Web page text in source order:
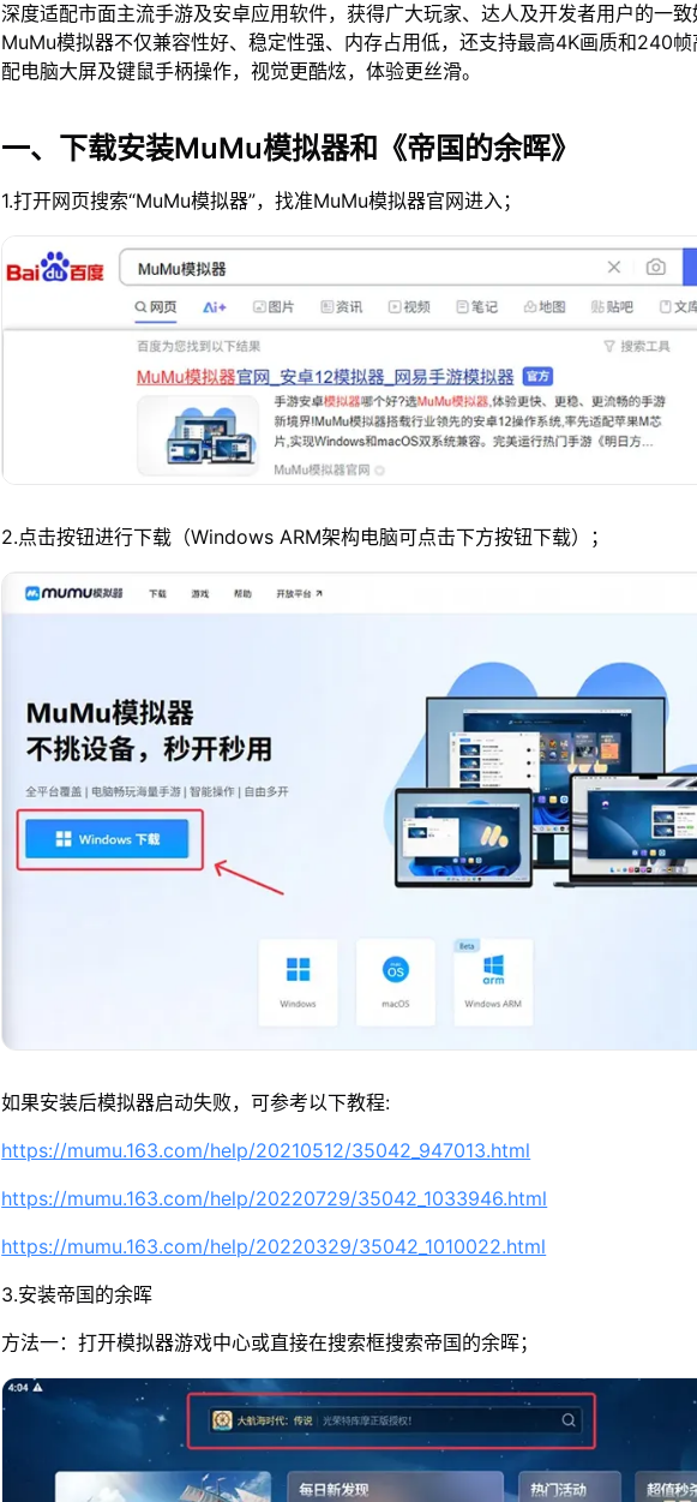
深度适配市面主流手游及安卓应用软件，获得广大玩家、达人及开发者用户的一致
MuMu模拟器不仅兼容性好、稳定性强、内存占用低，还支持最高4K画质和240
配电脑大屏及键鼠手柄操作，视觉更酷炫，体验更丝滑。
一、下载安装MuMu模拟器和《帝国的余晖》
1.打开网页搜索“MuMu模拟器”，找准MuMu模拟器官网进入；
2.点击按钮进行下载（Windows ARM架构电脑可点击下方按钮下载）；
如果安装后模拟器启动失败，可参考以下教程:
https://mumu.163.com/help/20210512/35042_947013.html
https://mumu.163.com/help/20220729/35042_1033946.html
https://mumu.163.com/help/20220329/35042_1010022.html
3.安装帝国的余晖
方法一：打开模拟器游戏中心或直接在搜索框搜索帝国的余晖；